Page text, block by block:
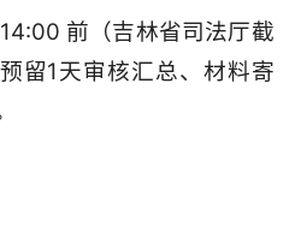
前（吉林省司法厅截
留1天审核汇总、材料寄